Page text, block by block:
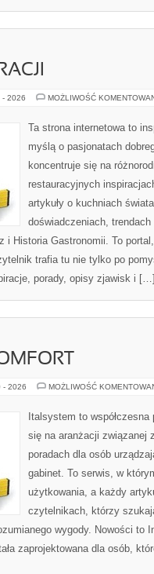
- 2026 MOŻLIWOŚĆ
Ta strona internetowa to
myślą o pasjonatach
koncentruje się na
restauracyjnych
artykuły o kuchniach
doświadczeniach,
i Historia Gastronomii. To
trafia tu nie tylko po
porady, opisy zjawisk i
- 2026 MOŻLIWOŚĆ
Italsystem to
się na aranżacji związanej
poradach dla osób
gabinet. To serwis, w
użytkowania, a każdy
czytelnikach, którzy
wygody. Nowości to
zaprojektowana dla osób,